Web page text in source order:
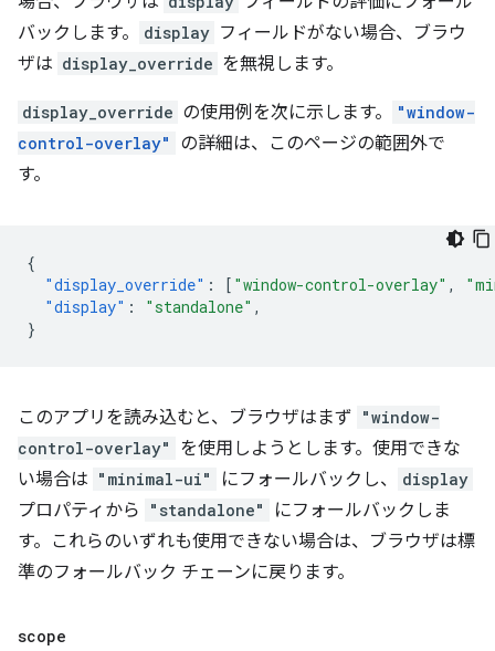
バックします。
display フィールドがない場合、ブラウ
ザは display_override を無視します。
display_override の使用例を次に示します。
"window-
control-overlay"
の詳細は、このページの範囲外で
す。
{
"display_override" : [ "window-control-overlay" ,
"display" : "standalone" ,
}
このアプリを読み込むと、ブラウザはまず "window-
control-overlay"
を使用しようとします。使用できな
い場合は "minimal-ui" にフォールバックし、 display
プロパティから "standalone"
にフォールバックしま
す。これらのいずれも使用できない場合は、ブラウザは標
準のフォールバック チェーンに戻ります。
scope